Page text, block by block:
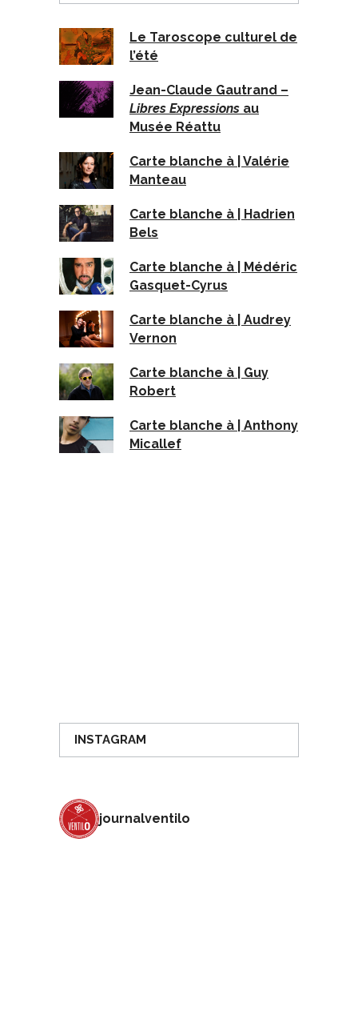
Le Taroscope culturel de
l’été
Jean-Claude Gautrand –
Libres Expressions au
Musée Réattu
Carte blanche à | Valérie
Manteau
Carte blanche à | Hadrien
Bels
Carte blanche à | Médéric
Gasquet-Cyrus
Carte blanche à | Audrey
Vernon
Carte blanche à | Guy
Robert
Carte blanche à | Anthony
Micallef
INSTAGRAM
journalventilo